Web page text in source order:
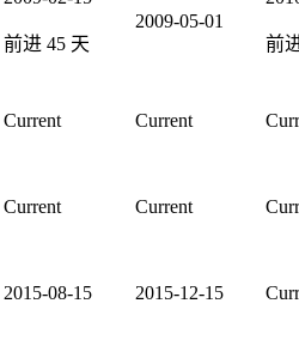
前进 45 天
2009-05-01
前
Current Current
Current Current
2015-08-15 2015-12-15